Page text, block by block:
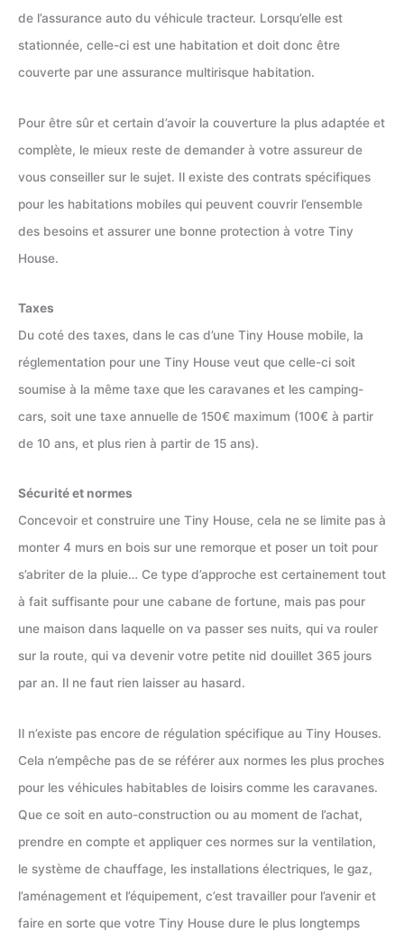
de l’assurance auto du véhicule tracteur. Lorsqu’elle est
stationnée, celle-ci est une habitation et doit donc être
couverte par une assurance multirisque habitation.
Pour être sûr et certain d’avoir la couverture la plus adaptée et
complète, le mieux reste de demander à votre assureur de
vous conseiller sur le sujet. Il existe des contrats spécifiques
pour les habitations mobiles qui peuvent couvrir l’ensemble
des besoins et assurer une bonne protection à votre Tiny
House.
Taxes
Du coté des taxes, dans le cas d’une Tiny House mobile, la
réglementation pour une Tiny House veut que celle-ci soit
soumise à la même taxe que les caravanes et les camping-
cars, soit une taxe annuelle de 150€ maximum (100€ à partir
de 10 ans, et plus rien à partir de 15 ans).
Sécurité et normes
Concevoir et construire une Tiny House, cela ne se limite pas à
monter 4 murs en bois sur une remorque et poser un toit pour
s’abriter de la pluie… Ce type d’approche est certainement tout
à fait suffisante pour une cabane de fortune, mais pas pour
une maison dans laquelle on va passer ses nuits, qui va rouler
sur la route, qui va devenir votre petite nid douillet 365 jours
par an. Il ne faut rien laisser au hasard.
Il n’existe pas encore de régulation spécifique au Tiny Houses.
Cela n’empêche pas de se référer aux normes les plus proches
pour les véhicules habitables de loisirs comme les caravanes.
Que ce soit en auto-construction ou au moment de l’achat,
prendre en compte et appliquer ces normes sur la ventilation,
le système de chauffage, les installations électriques, le gaz,
l’aménagement et l’équipement, c’est travailler pour l’avenir et
faire en sorte que votre Tiny House dure le plus longtemps